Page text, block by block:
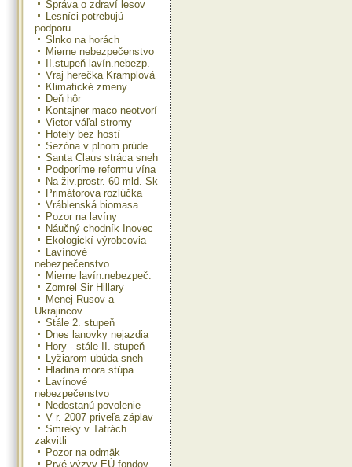
Správa o zdraví lesov
Lesníci potrebujú
podporu
Slnko na horách
Mierne nebezpečenstvo
II.stupeň lavín.nebezp.
Vraj herečka Kramplová
Klimatické zmeny
Deň hôr
Kontajner maco neotvorí
Vietor váľal stromy
Hotely bez hostí
Sezóna v plnom prúde
Santa Claus stráca sneh
Podporíme reformu vína
Na živ.prostr. 60 mld. Sk
Primátorova rozlúčka
Vráblenská biomasa
Pozor na lavíny
Náučný chodník Inovec
Ekologickí výrobcovia
Lavínové
nebezpečenstvo
Mierne lavín.nebezpeč.
Zomrel Sir Hillary
Menej Rusov a
Ukrajincov
Stále 2. stupeň
Dnes lanovky nejazdia
Hory - stále II. stupeň
Lyžiarom ubúda sneh
Hladina mora stúpa
Lavínové
nebezpečenstvo
Nedostanú povolenie
V r. 2007 priveľa záplav
Smreky v Tatrách
zakvitli
Pozor na odmäk
Prvé výzvy EÚ fondov